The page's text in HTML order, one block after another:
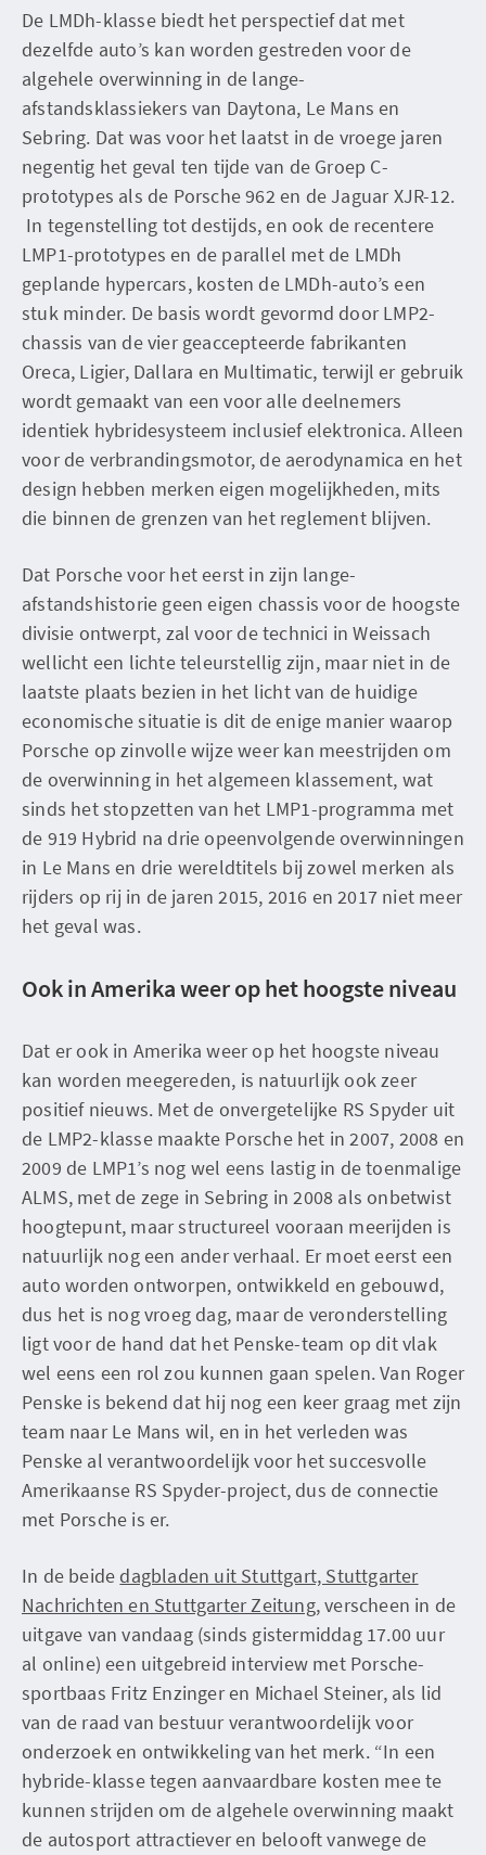
De LMDh-klasse biedt het perspectief dat met
dezelfde auto’s kan worden gestreden voor de
algehele overwinning in de lange-
afstandsklassiekers van Daytona, Le Mans en
Sebring. Dat was voor het laatst in de vroege jaren
negentig het geval ten tijde van de Groep C-
prototypes als de Porsche 962 en de Jaguar XJR-12.
In tegenstelling tot destijds, en ook de recentere
LMP1-prototypes en de parallel met de LMDh
geplande hypercars, kosten de LMDh-auto’s een
stuk minder. De basis wordt gevormd door LMP2-
chassis van de vier geaccepteerde fabrikanten
Oreca, Ligier, Dallara en Multimatic, terwijl er gebruik
wordt gemaakt van een voor alle deelnemers
identiek hybridesysteem inclusief elektronica. Alleen
voor de verbrandingsmotor, de aerodynamica en het
design hebben merken eigen mogelijkheden, mits
die binnen de grenzen van het reglement blijven.
Dat Porsche voor het eerst in zijn lange-
afstandshistorie geen eigen chassis voor de hoogste
divisie ontwerpt, zal voor de technici in Weissach
wellicht een lichte teleurstellig zijn, maar niet in de
laatste plaats bezien in het licht van de huidige
economische situatie is dit de enige manier waarop
Porsche op zinvolle wijze weer kan meestrijden om
de overwinning in het algemeen klassement, wat
sinds het stopzetten van het LMP1-programma met
de 919 Hybrid na drie opeenvolgende overwinningen
in Le Mans en drie wereldtitels bij zowel merken als
rijders op rij in de jaren 2015, 2016 en 2017 niet meer
het geval was.
Ook in Amerika weer op het hoogste niveau
Dat er ook in Amerika weer op het hoogste niveau
kan worden meegereden, is natuurlijk ook zeer
positief nieuws. Met de onvergetelijke RS Spyder uit
de LMP2-klasse maakte Porsche het in 2007, 2008 en
2009 de LMP1’s nog wel eens lastig in de toenmalige
ALMS, met de zege in Sebring in 2008 als onbetwist
hoogtepunt, maar structureel vooraan meerijden is
natuurlijk nog een ander verhaal. Er moet eerst een
auto worden ontworpen, ontwikkeld en gebouwd,
dus het is nog vroeg dag, maar de veronderstelling
ligt voor de hand dat het Penske-team op dit vlak
wel eens een rol zou kunnen gaan spelen. Van Roger
Penske is bekend dat hij nog een keer graag met zijn
team naar Le Mans wil, en in het verleden was
Penske al verantwoordelijk voor het succesvolle
Amerikaanse RS Spyder-project, dus de connectie
met Porsche is er.
In de beide dagbladen uit Stuttgart, Stuttgarter
Nachrichten en Stuttgarter Zeitung,verscheen in de
uitgave van vandaag (sinds gistermiddag 17.00 uur
al online) een uitgebreid interview met Porsche-
sportbaas Fritz Enzinger en Michael Steiner, als lid
van de raad van bestuur verantwoordelijk voor
onderzoek en ontwikkeling van het merk. “In een
hybride-klasse tegen aanvaardbare kosten mee te
kunnen strijden om de algehele overwinning maakt
de autosport attractiever en belooft vanwege de